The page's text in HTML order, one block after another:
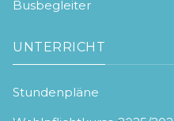
Busbegleiter
UNTERRICHT
Stundenpläne